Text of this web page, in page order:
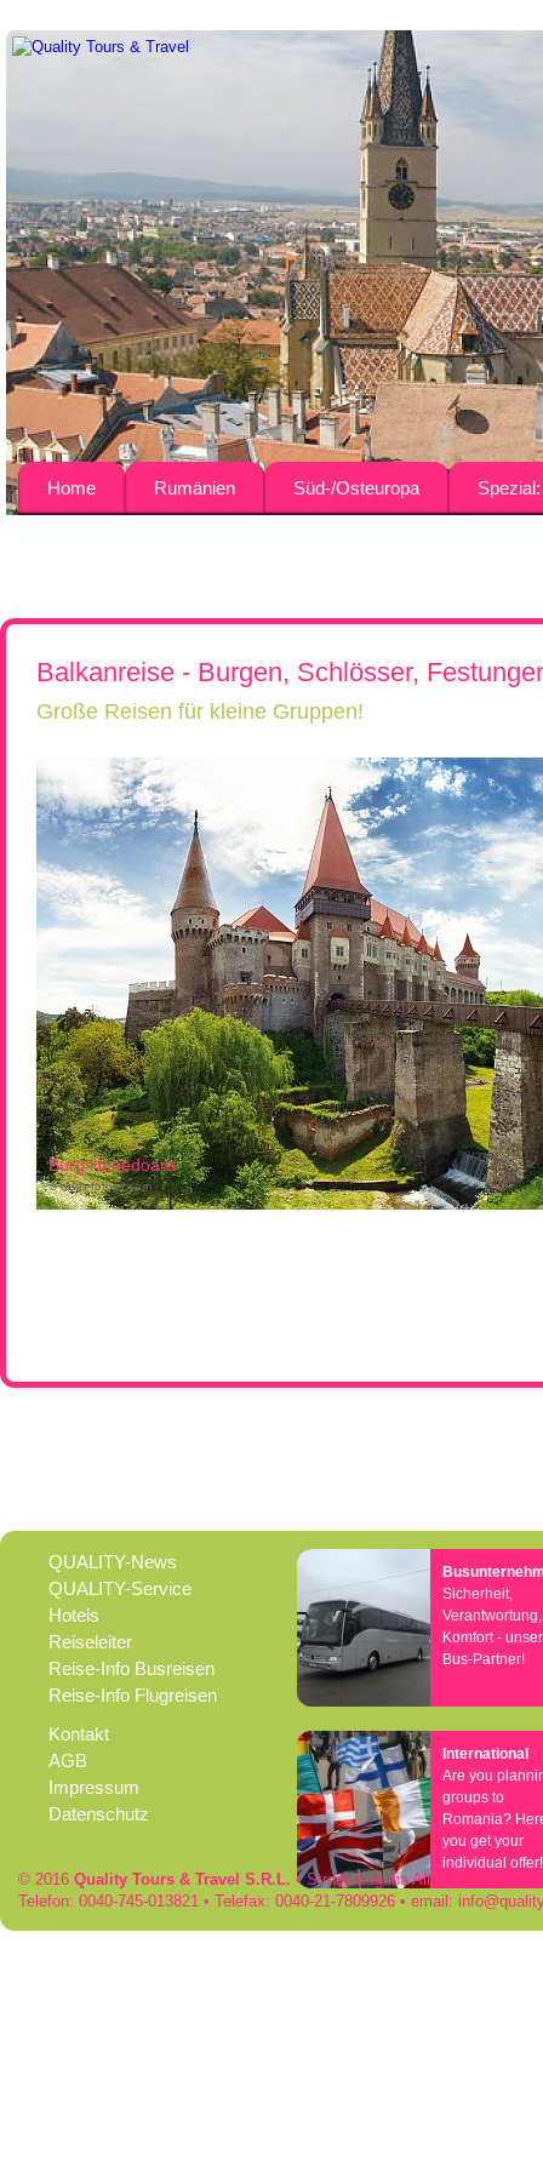
Home Rumänien
Städtereisen
Rumänien & Nachbarländer
Süd-/Osteuropa
Ungarn
Wein-
Balkanreise - Burgen, Schlösser,
Große Reisen für kleine Gruppen!
Burg Hunedoara
© auris-fotolia.com
QUALITY-News
QUALITY-Service
Hotels
Reiseleiter
Reise-Info Busreisen
Reise-Info Flugreisen
Kontakt
AGB
Impressum
Datenschutz
Sicherheit,
Verantwortung,
Komfort -
Bus-Partner!
International
Are you
groups to
Romania?
you get your
individual offer!
© 2016 Quality Tours & Travel S.R.L. • Strada Laguna Albastra 50 • RO-
Telefon: 0040-745-013821 • Telefax: 0040-21-7809926 • email: info